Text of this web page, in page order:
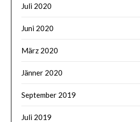
Juli 2020
Juni 2020
März 2020
Jänner 2020
September 2019
Juli 2019